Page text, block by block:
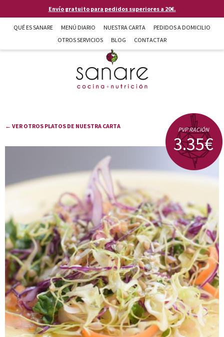
Pasar al contenido principalEnvío gratuito para pedidos superiores a 20€.
QUÉ ES SANARE MENÚ DIARIO NUESTRA CARTA
PEDIDOS A DOMICILIO
OTROS SERVICIOS
BLOG CONTACTAR
Sanare cocina + nutrición en Almería
← VER OTROS PLATOS DE NUESTRA CARTA PVP RACIÓN
3.35€